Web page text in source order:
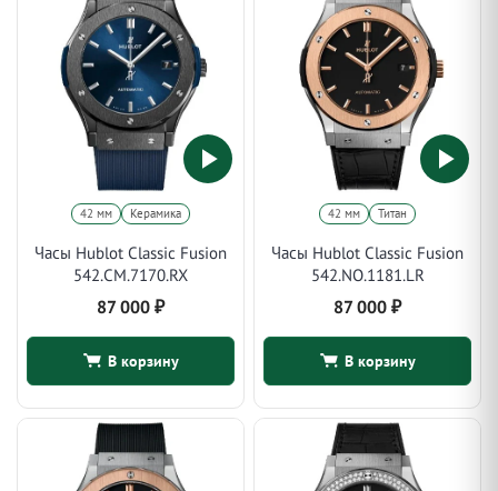
42 мм Керамика
Часы Hublot Classic Fusion
542.CM.7170.RX
87 000 ₽
В корзину
42 мм Титан
Часы Hublot Classic Fusion
542.NO.1181.LR
87 000 ₽
В корзину